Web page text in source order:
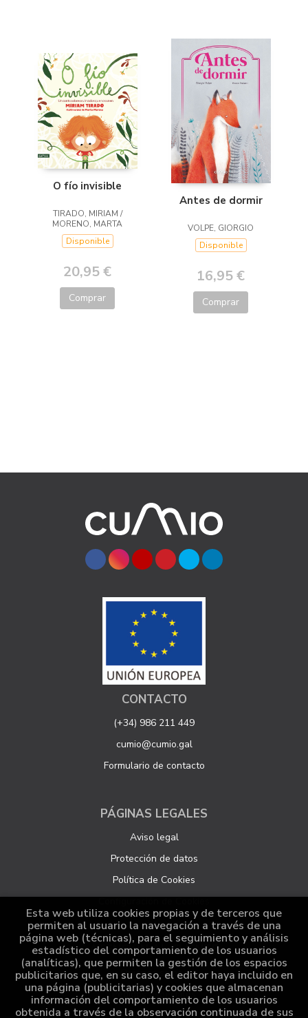
O fío invisible
TIRADO, MIRIAM /
MORENO, MARTA
Disponible
20,95 €
Comprar
Antes de dormir
VOLPE, GIORGIO
Disponible
16,95 €
Comprar
CONTACTO
(+34) 986 211 449
cumio@cumio.gal
Formulario de contacto
PÁGINAS LEGALES
Aviso legal
Protección de datos
Política de Cookies
Configuración de Cookies
ATENCIÓN AL CLIENTE
Quiénes somos
Pedidos especiales
Distribución
Esta web utiliza cookies propias y de terceros que
permiten al usuario la navegación a través de una
página web (técnicas), para el seguimiento y análisis
estadístico del comportamiento de los usuarios
(analíticas), que permiten la gestión de los espacios
publicitarios que, en su caso, el editor haya incluido en
una página (publicitarias) y cookies que almacenan
información del comportamiento de los usuarios
obtenida a través de la observación continuada de sus